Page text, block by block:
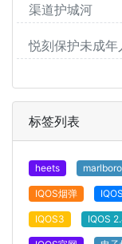
渠道护城河
悦刻保护未成年
标签列表
heets marlboro
IQOS烟弹
IQOS3 IQOS